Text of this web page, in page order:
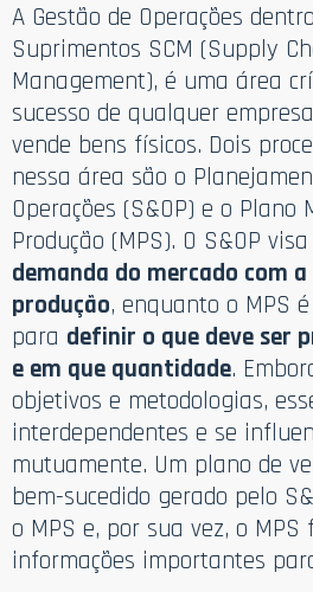
A Gestão de Operações
Suprimentos SCM (Supply
Management), é uma área
sucesso de qualquer
vende bens físicos. Dois
nessa área são o
Operações (S&OP) e o Plano
Produção (MPS). O S&OP visa
demanda do mercado com
produção, enquanto o MPS
para definir o que deve ser
e em que quantidade.
objetivos e metodologias,
interdependentes e se
mutuamente. Um plano de
bem-sucedido gerado pelo
o MPS e, por sua vez, o MPS
informações importantes